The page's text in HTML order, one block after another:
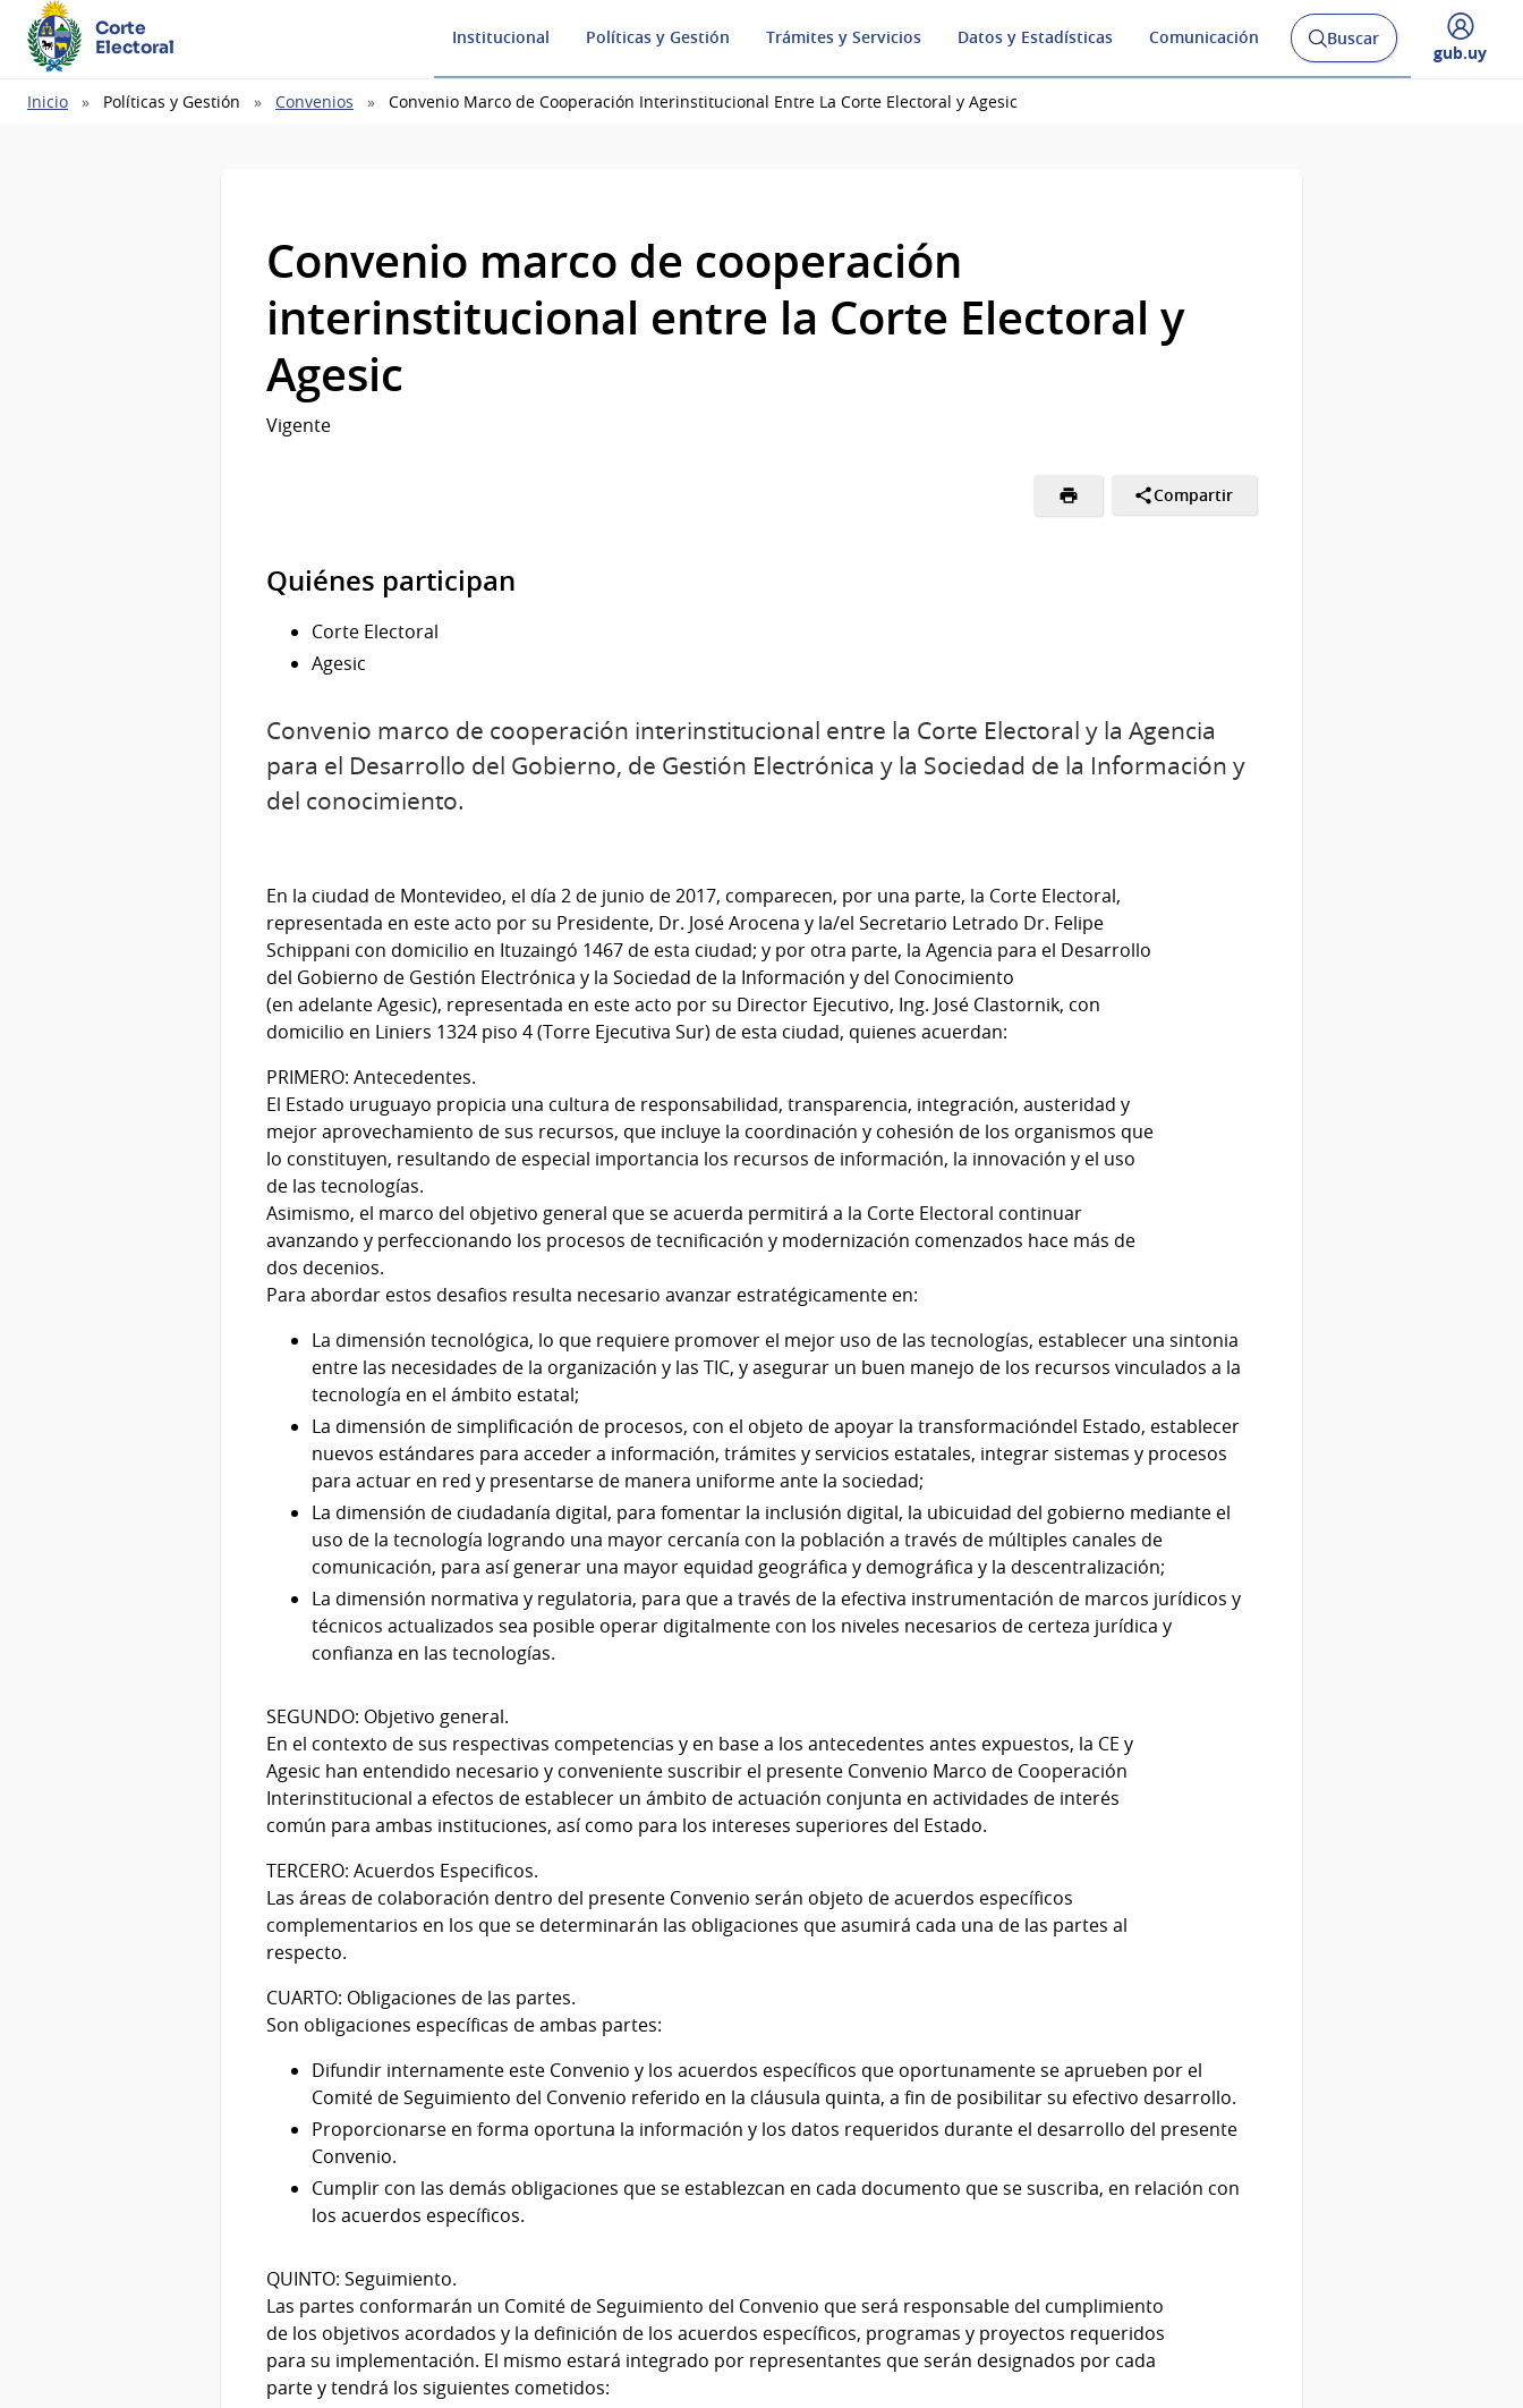
Corte
Electoral
Institucional Políticas y Gestión Trámites y Servicios Datos y Estadísticas Comunicación
Abrir
buscador
Buscar
Desplegar
gub.uy
Ruta
Inicio Políticas y Gestión Convenios Convenio Marco de Cooperación Interinstitucional Entre La Corte Electoral y Agesic
Convenio marco de cooperación
interinstitucional entre la Corte Electoral y
Agesic
Vigente
Compartir
Quiénes participan
Corte Electoral
Agesic
Convenio marco de cooperación interinstitucional entre la Corte Electoral y la Agencia
para el Desarrollo del Gobierno, de Gestión Electrónica y la Sociedad de la Información y
del conocimiento.
En la ciudad de Montevideo, el día 2 de junio de 2017, comparecen, por una parte, la Corte Electoral,
representada en este acto por su Presidente, Dr. José Arocena y la/el Secretario Letrado Dr. Felipe
Schippani con domicilio en Ituzaingó 1467 de esta ciudad; y por otra parte, la Agencia para el Desarrollo
del Gobierno de Gestión Electrónica y la Sociedad de la Información y del Conocimiento
(en adelante Agesic), representada en este acto por su Director Ejecutivo, Ing. José Clastornik, con
domicilio en Liniers 1324 piso 4 (Torre Ejecutiva Sur) de esta ciudad, quienes acuerdan:
PRIMERO: Antecedentes.
El Estado uruguayo propicia una cultura de responsabilidad, transparencia, integración, austeridad y
mejor aprovechamiento de sus recursos, que incluye la coordinación y cohesión de los organismos que
lo constituyen, resultando de especial importancia los recursos de información, la innovación y el uso
de las tecnologías.
Asimismo, el marco del objetivo general que se acuerda permitirá a la Corte Electoral continuar
avanzando y perfeccionando los procesos de tecnificación y modernización comenzados hace más de
dos decenios.
Para abordar estos desafios resulta necesario avanzar estratégicamente en:
La dimensión tecnológica, lo que requiere promover el mejor uso de las tecnologías, establecer una sintonia
entre las necesidades de la organización y las TIC, y asegurar un buen manejo de los recursos vinculados a la
tecnología en el ámbito estatal;
La dimensión de simplificación de procesos, con el objeto de apoyar la transformacióndel Estado, establecer
nuevos estándares para acceder a información, trámites y servicios estatales, integrar sistemas y procesos
para actuar en red y presentarse de manera uniforme ante la sociedad;
La dimensión de ciudadanía digital, para fomentar la inclusión digital, la ubicuidad del gobierno mediante el
uso de la tecnología logrando una mayor cercanía con la población a través de múltiples canales de
comunicación, para así generar una mayor equidad geográfica y demográfica y la descentralización;
La dimensión normativa y regulatoria, para que a través de la efectiva instrumentación de marcos jurídicos y
técnicos actualizados sea posible operar digitalmente con los niveles necesarios de certeza jurídica y
confianza en las tecnologías.
SEGUNDO: Objetivo general.
En el contexto de sus respectivas competencias y en base a los antecedentes antes expuestos, la CE y
Agesic han entendido necesario y conveniente suscribir el presente Convenio Marco de Cooperación
Interinstitucional a efectos de establecer un ámbito de actuación conjunta en actividades de interés
común para ambas instituciones, así como para los intereses superiores del Estado.
TERCERO: Acuerdos Especificos.
Las áreas de colaboración dentro del presente Convenio serán objeto de acuerdos específicos
complementarios en los que se determinarán las obligaciones que asumirá cada una de las partes al
respecto.
CUARTO: Obligaciones de las partes.
Son obligaciones específicas de ambas partes:
Difundir internamente este Convenio y los acuerdos específicos que oportunamente se aprueben por el
Comité de Seguimiento del Convenio referido en la cláusula quinta, a fin de posibilitar su efectivo desarrollo.
Proporcionarse en forma oportuna la información y los datos requeridos durante el desarrollo del presente
Convenio.
Cumplir con las demás obligaciones que se establezcan en cada documento que se suscriba, en relación con
los acuerdos específicos.
QUINTO: Seguimiento.
Las partes conformarán un Comité de Seguimiento del Convenio que será responsable del cumplimiento
de los objetivos acordados y la definición de los acuerdos específicos, programas y proyectos requeridos
para su implementación. El mismo estará integrado por representantes que serán designados por cada
parte y tendrá los siguientes cometidos: